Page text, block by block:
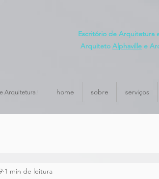
Escritório de Arquitetura
Arquiteto Alphaville e
Arquitetura! home sobre serviços
1 min de leitura